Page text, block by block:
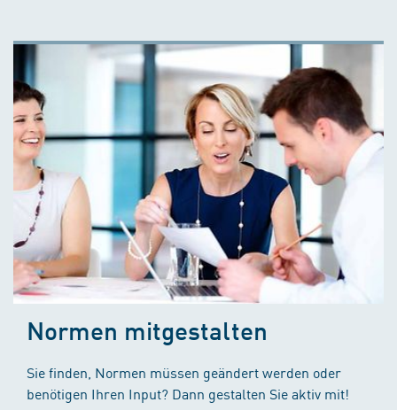
Normen mitgestalten
Sie finden, Normen müssen geändert werden oder
benötigen Ihren Input? Dann gestalten Sie aktiv mit!